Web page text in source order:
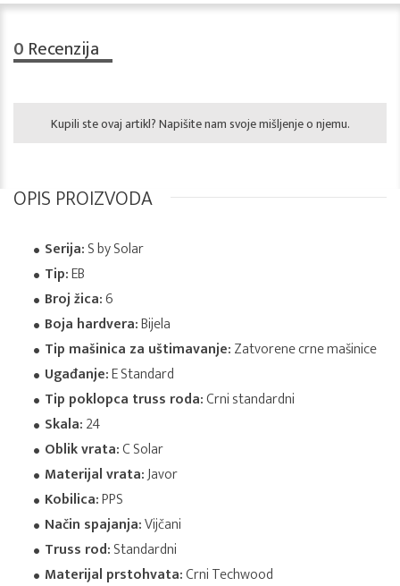
0 Recenzija
Kupili ste ovaj artikl? Napišite nam svoje mišljenje o njemu.
OPIS PROIZVODA
Serija:S by Solar
Tip:EB
Broj žica:6
Boja hardvera:Bijela
Tip mašinica za uštimavanje:Zatvorene crne mašinice
Ugađanje:E Standard
Tip poklopca truss roda:Crni standardni
Skala:24
Oblik vrata:C Solar
Materijal vrata:Javor
Kobilica:PPS
Način spajanja:Vijčani
Truss rod:Standardni
Materijal prstohvata:Crni Techwood